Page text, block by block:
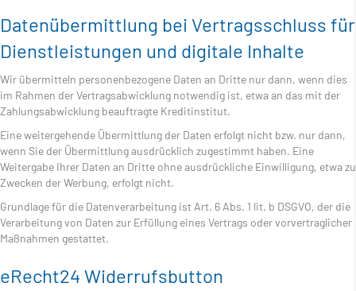
Daten­übermittlung bei Vertragsschluss für
Dienstleistungen und digitale Inhalte
Wir übermitteln personenbezogene Daten an Dritte nur dann, wenn dies
im Rahmen der Vertragsabwicklung notwendig ist, etwa an das mit der
Zahlungsabwicklung beauftragte Kreditinstitut.
Eine weitergehende Übermittlung der Daten erfolgt nicht bzw. nur dann,
wenn Sie der Übermittlung ausdrücklich zugestimmt haben. Eine
Weitergabe Ihrer Daten an Dritte ohne ausdrückliche Einwilligung, etwa zu
Zwecken der Werbung, erfolgt nicht.
Grundlage für die Datenverarbeitung ist Art. 6 Abs. 1 lit. b DSGVO, der die
Verarbeitung von Daten zur Erfüllung eines Vertrags oder vorvertraglicher
Maßnahmen gestattet.
eRecht24 Widerrufsbutton